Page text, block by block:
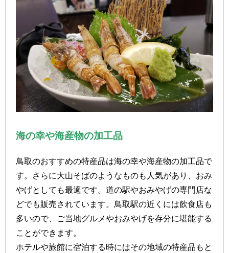
海の幸や海産物の加工品
鳥取のおすすめの特産品は海の幸や海産物の加工品で
す。さらに大山そばのようなものも人気があり、おみ
やげとしても最適です。道の駅やおみやげの専門店な
どでも販売されています。鳥取駅の近くには飲食店も
多いので、ご当地グルメやおみやげを存分に堪能する
ことができます。
ホテルや旅館に宿泊する時にはその地域の特産品もと